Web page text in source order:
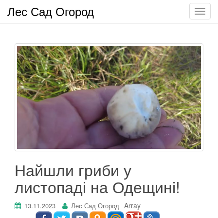
П
а
з
а
т
ь
/
С
к
р
ы
Лес Сад Огород
Найшли гриби у
листопаді на Одещині!
13.11.2023 Лес Сад Огород Array